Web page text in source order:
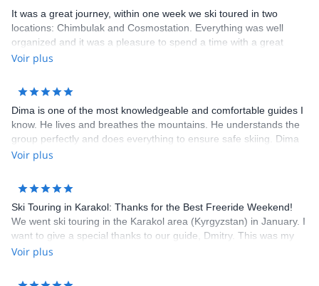
It was a great journey, within one week we ski toured in two
locations: Chimbulak and Cosmostation. Everything was well
organized and it was a pleasure to spend a time with a great
team and experienced guide!
Voir plus
Dima is one of the most knowledgeable and comfortable guides I
know. He lives and breathes the mountains. He understands the
group perfectly and does everything to ensure safe skiing. Dima
has a great sense of humor and finds an excellent rapport with
Voir plus
Ski Touring in Karakol: Thanks for the Best Freeride Weekend!
We went ski touring in the Karakol area (Kyrgyzstan) in January. I
want to give a special thanks to our guide, Dmitry. This was my
first ski tour in Kyrgyzstan, and I was a little nervous. But the
liked: 1. Professionalism. He knows the terrain around Karakol
Voir plus